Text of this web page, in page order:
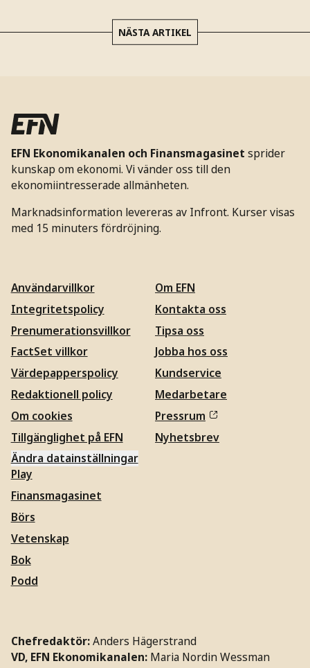
NÄSTA ARTIKEL
EFN Ekonomikanalen och Finansmagasinet sprider
kunskap om ekonomi. Vi vänder oss till den
ekonomiintresserade allmänheten.
Marknadsinformation levereras av Infront. Kurser visas
med 15 minuters fördröjning.
Användarvillkor
Integritetspolicy
Prenumerationsvillkor
FactSet villkor
Värdepapperspolicy
Redaktionell policy
Om cookies
Tillgänglighet på EFN
Ändra datainställningar
Om EFN
Kontakta oss
Tipsa oss
Jobba hos oss
Kundservice
Medarbetare
Pressrum
Nyhetsbrev
Play
Finansmagasinet
Börs
Vetenskap
Bok
Podd
Chefredaktör:Anders Hägerstrand
VD, EFN Ekonomikanalen: Maria Nordin Wessman